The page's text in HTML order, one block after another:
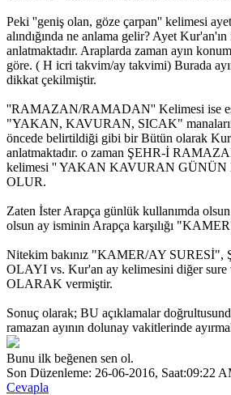
Peki ''geniş olan, göze çarpan'' kelimesi
alındığında ne anlama gelir? Ayet
anlatmaktadır. Araplarda zaman ayın
göre. ( H icri takvim/ay takvimi) Burada
dikkat çekilmiştir.
''RAMAZAN/RAMADAN'' Kelimesi ise
"YAKAN, KAVURAN, SICAK"
öncede belirtildiği gibi bir Bütün olarak
anlatmaktadır. o zaman ŞEHR-İ
kelimesi '' YAKAN KAVURAN
OLUR.
Zaten İster Arapça günlük kullanımda
olsun ay isminin Arapça karşılığı
Nitekim bakınız "KAMER/AY
OLAYI vs. Kur'an ay kelimesini diğer
OLARAK vermiştir.
Sonuç olarak; BU açıklamalar
ramazan ayının dolunay vakitlerinde
Bunu ilk beğenen sen ol.
Son Düzenleme: 26-06-2016, Saat:09:22
Cevapla